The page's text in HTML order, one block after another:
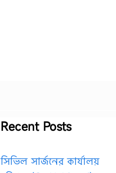
Recent Posts
সিভিল সার্জনের কার্যালয়